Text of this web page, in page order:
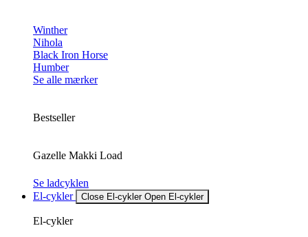
Winther
Nihola
Black Iron Horse
Humber
Se alle mærker
Bestseller
Gazelle Makki Load
Se ladcyklen
El-cykler
Close El-cykler Open El-cykler
El-cykler